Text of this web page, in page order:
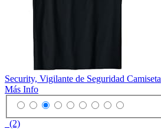
Security, Vigilante de Seguridad Camiseta
Más Info
(2)